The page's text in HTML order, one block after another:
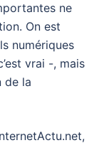
ne
On est
numériques
vrai -, mais
de la